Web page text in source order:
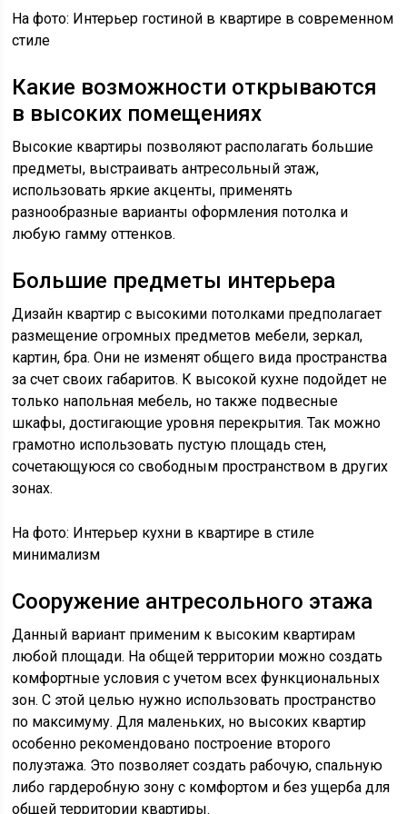
На фото: Интерьер гостиной в квартире в современном
стиле
Какие возможности открываются
в высоких помещениях
Высокие квартиры позволяют располагать большие
предметы, выстраивать антресольный этаж,
использовать яркие акценты, применять
разнообразные варианты оформления потолка и
любую гамму оттенков.
Большие предметы интерьера
Дизайн квартир с высокими потолками предполагает
размещение огромных предметов мебели, зеркал,
картин, бра. Они не изменят общего вида пространства
за счет своих габаритов. К высокой кухне подойдет не
только напольная мебель, но также подвесные
шкафы, достигающие уровня перекрытия. Так можно
грамотно использовать пустую площадь стен,
сочетающуюся со свободным пространством в других
зонах.
На фото: Интерьер кухни в квартире в стиле
минимализм
Сооружение антресольного этажа
Данный вариант применим к высоким квартирам
любой площади. На общей территории можно создать
комфортные условия с учетом всех функциональных
зон. С этой целью нужно использовать пространство
по максимуму. Для маленьких, но высоких квартир
особенно рекомендовано построение второго
полуэтажа. Это позволяет создать рабочую, спальную
либо гардеробную зону с комфортом и без ущерба для
общей территории квартиры.